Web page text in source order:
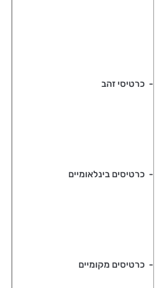
- כרטיסי זהב
- כרטיסים בינלאומיים
- כרטיסים מקומיים